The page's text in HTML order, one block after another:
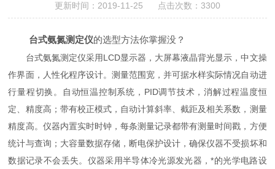
更新时间：2019-11-25 点击次数：3300
台式氨氮测定仪的选型方法你掌握没？
台式氨氮测定仪采用LCD显示器，大屏幕液晶背光显示，中文操
作界面，人性化程序设计。测量范围宽，并可据水样实际情况自动进
行量程切换。自动恒温控制系统，PID调节技术，消解过程温度恒
定、精度高；带有校正模式，自动计算斜率、截距及相关系数，测量
精度高。仪器内置实时时钟，每条测量记录都带有测量时间戳，方便
统计与查询；大容量数据存储，断电保护设计，确保仪器不受损坏和
数据记录不会丢失。仪器采用半导体冷光源发光器，*的光学电路设